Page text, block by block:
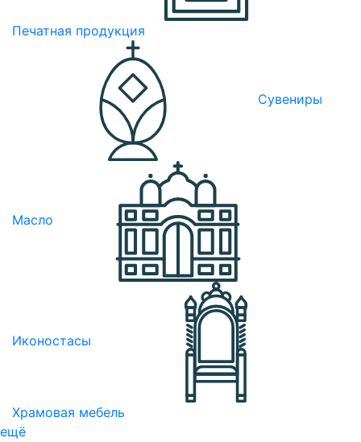
Печатная продукция
Сувениры
Масло
Иконостасы
Храмовая мебель
ещё